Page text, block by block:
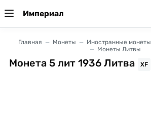
Империал
Главная Монеты Иностранные монеты
Монеты Литвы
Монета 5 лит 1936 Литва XF